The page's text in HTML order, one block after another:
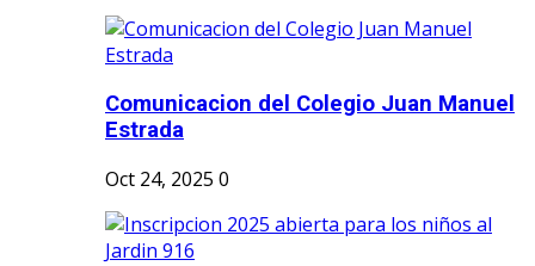
Comunicacion del Colegio Juan Manuel
Estrada
Oct 24, 2025 0